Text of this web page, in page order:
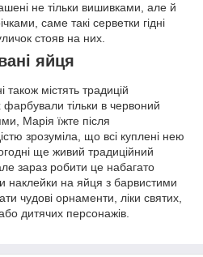
не тільки вишивками, але й
саме такі серветки гідні
стояв на них.
яйця
також містять традицій
тільки в червоний
Марія їжте після
зрозуміла, що всі куплені нею
ще живий традиційний
зараз робити це набагато
наклейки на яйця з барвистими
чудові орнаменти, ліки святих,
дитячих персонажів.